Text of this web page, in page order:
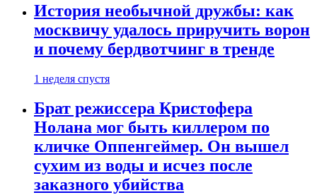
История необычной дружбы: как
москвичу удалось приручить ворон
и почему бердвотчинг в тренде
1 неделя спустя
Брат режиссера Кристофера
Нолана мог быть киллером по
кличке Оппенгеймер. Он вышел
сухим из воды и исчез после
заказного убийства